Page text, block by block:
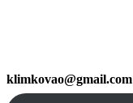
klimkovao@gmail.com